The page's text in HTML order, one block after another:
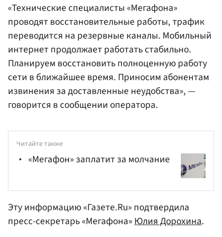
«Технические специалисты «Мегафона»
проводят восстановительные работы, трафик
переводится на резервные каналы. Мобильный
интернет продолжает работать стабильно.
Планируем восстановить полноценную работу
сети в ближайшее время. Приносим абонентам
извинения за доставленные неудобства», —
говорится в сообщении оператора.
Читайте также
«Мегафон» заплатит за молчание
Эту информацию «Газете.Ru» подтвердила
пресс-секретарь «Мегафона»Юлия Дорохина.